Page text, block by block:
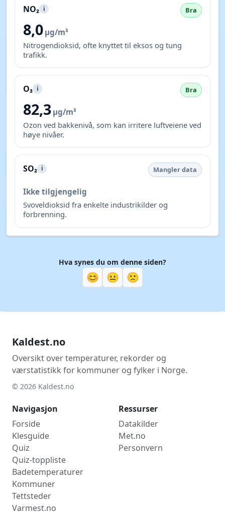
NO₂ i Bra
8,0 µg/m³
Nitrogendioksid, ofte knyttet til eksos og tung
trafikk.
O₃ i Bra
82,3 µg/m³
Ozon ved bakkenivå, som kan irritere luftveiene ved
høye nivåer.
SO₂ i Mangler data
Ikke tilgjengelig
Svoveldioksid fra enkelte industrikilder og
forbrenning.
Hva synes du om denne siden?
😊 😐 🙁
Kaldest.no
Oversikt over temperaturer, rekorder og
værstatistikk for kommuner og fylker i Norge.
© 2026 Kaldest.no
Navigasjon
Forside
Klesguide
Quiz
Quiz-toppliste
Badetemperaturer
Kommuner
Tettsteder
Varmest.no
Ressurser
Datakilder
Met.no
Personvern